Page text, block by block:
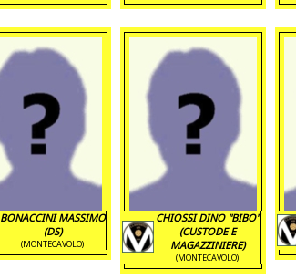
BONACCINI MASSIMO
(DS)
(MONTECAVOLO)
CHIOSSI DINO "BIBO"
(CUSTODE E
MAGAZZINIERE)
(MONTECAVOLO)